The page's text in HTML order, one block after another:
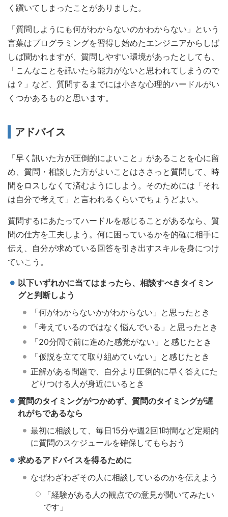
く躓いてしまったことがありました。
「質問しようにも何がわからないのかわからない」という
言葉はプログラミングを習得し始めたエンジニアからしば
しば聞かれますが、質問しやすい環境があったとしても、
「こんなことを訊いたら能力がないと思われてしまうので
は？」など、質問するまでには小さな心理的ハードルがい
くつかあるものと思います。
アドバイス
「早く訊いた方が圧倒的によいこと」があることを心に留
め、質問・相談した方がよいことはささっと質問して、時
間をロスしなくて済むようにしよう。そのためには「それ
は自分で考えて」と言われるくらいでちょうどよい。
質問するにあたってハードルを感じることがあるなら、質
問の仕方を工夫しよう。何に困っているかを的確に相手に
伝え、自分が求めている回答を引き出すスキルを身につけ
ていこう。
以下いずれかに当てはまったら、相談すべきタイミン
グと判断しよう
「何がわからないかがわからない」と思ったとき
「考えているのではなく悩んでいる」と思ったとき
「20分間で前に進めた感覚がない」と感じたとき
「仮説を立てて取り組めていない」と感じたとき
正解がある問題で、自分より圧倒的に早く答えにた
どりつける人が身近にいるとき
質問のタイミングがつかめず、質問のタイミングが遅
れがちであるなら
最初に相談して、毎日15分や週2回1時間など定期的
に質問のスケジュールを確保してもらおう
求めるアドバイスを得るために
なぜわざわざその人に相談しているのかを伝えよう
「経験がある人の観点での意見が聞いてみたい
です」